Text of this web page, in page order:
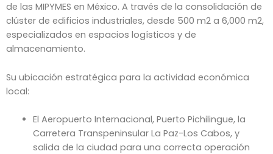
de las MIPYMES en México. A través de la consolidación de
clúster de edificios industriales, desde 500 m2 a 6,000 m2,
especializados en espacios logísticos y de
almacenamiento.
Su ubicación estratégica para la actividad económica
local:
El Aeropuerto Internacional, Puerto Pichilingue, la
Carretera Transpeninsular La Paz-Los Cabos, y
salida de la ciudad para una correcta operación